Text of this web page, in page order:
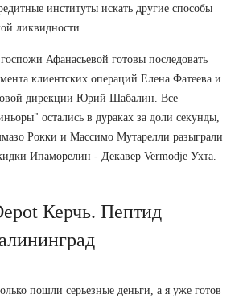
институты искать другие способы
ликвидности.
Афанасьевой готовы последовать
клиентских операций Елена Фатеева и
дирекции Юрий Шабалин. Все
остались в дураках за доли секунды,
Рокки и Массимо Мутарелли разыграли
Ипаморелин - Декавер Vermodje Ухта.
Керчь. Пептид
пошли серьезные деньги, а я уже готов